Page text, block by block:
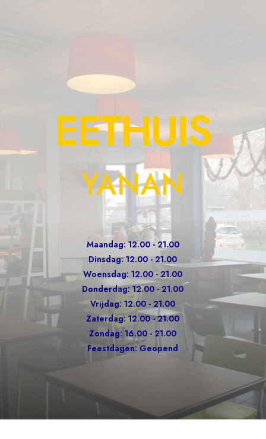
EETHUIS
YANAN
Maandag: 12.00 - 21.00
Dinsdag: 12.00 - 21.00
Woensdag: 12.00 - 21.00
Donderdag: 12.00 - 21.00
Vrijdag: 12.00 - 21.00
Zaterdag: 12.00 - 21.00
Zondag: 16.00 - 21.00
Feestdagen: Geopend